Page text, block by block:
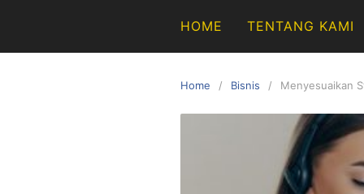
content
HOME TENTANG KAMI
Home Bisnis Menyesuaikan